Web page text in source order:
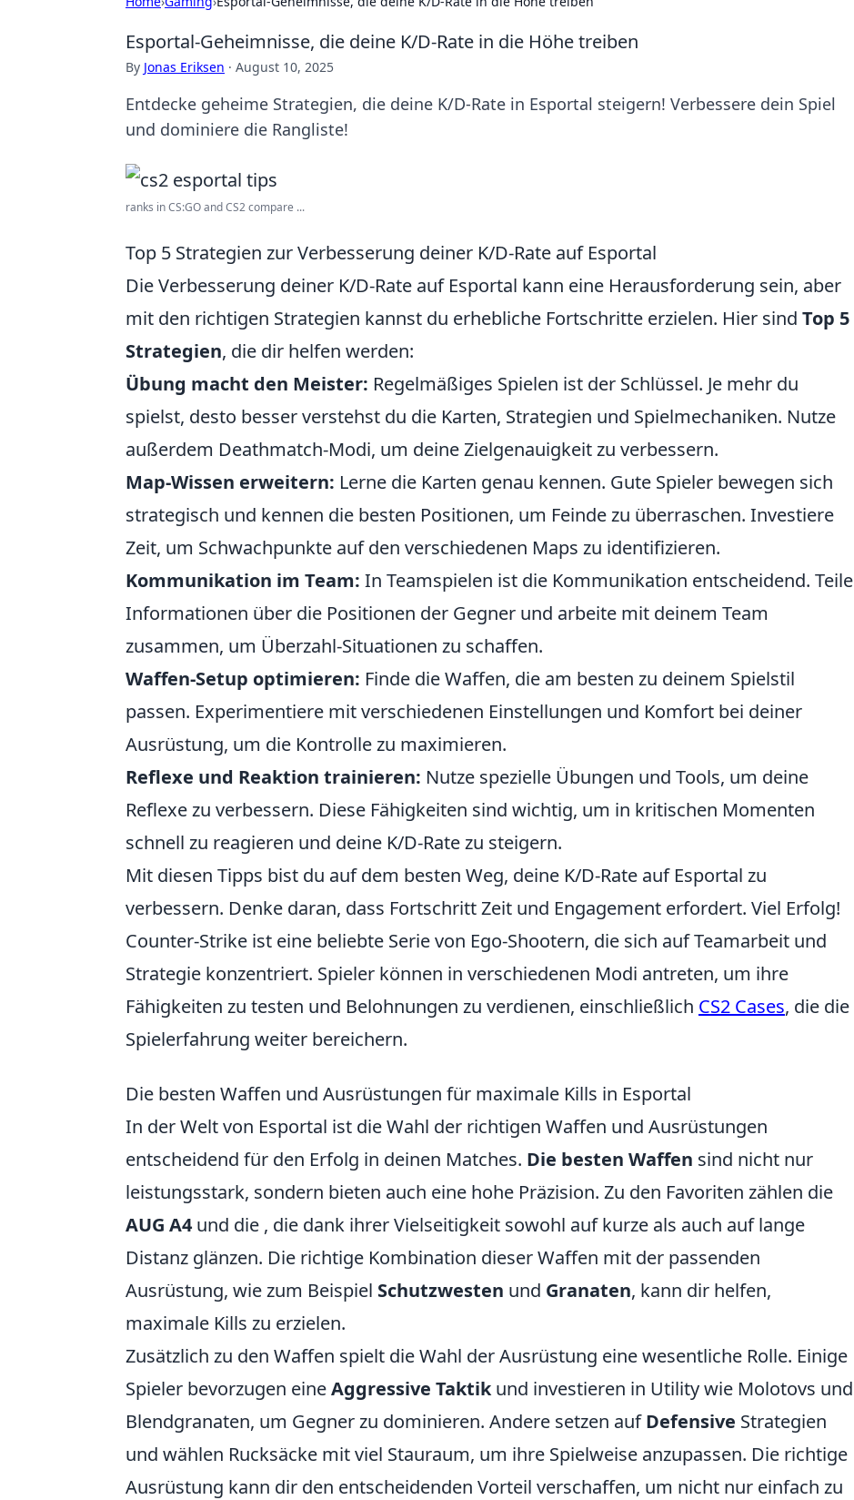
Esportal-Geheimnisse, die deine K/D-Rate in die Höhe treiben
By Jonas Eriksen · August 10, 2025
Entdecke geheime Strategien, die deine K/D-Rate in Esportal steigern! Verbessere dein Spiel
und dominiere die Rangliste!
ranks in CS:GO and CS2 compare ...
Top 5 Strategien zur Verbesserung deiner K/D-Rate auf Esportal
Die Verbesserung deiner K/D-Rate auf Esportal kann eine Herausforderung sein, aber
mit den richtigen Strategien kannst du erhebliche Fortschritte erzielen. Hier sind Top 5
Strategien, die dir helfen werden:
Übung macht den Meister: Regelmäßiges Spielen ist der Schlüssel. Je mehr du
spielst, desto besser verstehst du die Karten, Strategien und Spielmechaniken. Nutze
außerdem Deathmatch-Modi, um deine Zielgenauigkeit zu verbessern.
Map-Wissen erweitern: Lerne die Karten genau kennen. Gute Spieler bewegen sich
strategisch und kennen die besten Positionen, um Feinde zu überraschen. Investiere
Zeit, um Schwachpunkte auf den verschiedenen Maps zu identifizieren.
Kommunikation im Team: In Teamspielen ist die Kommunikation entscheidend. Teile
Informationen über die Positionen der Gegner und arbeite mit deinem Team
zusammen, um Überzahl-Situationen zu schaffen.
Waffen-Setup optimieren: Finde die Waffen, die am besten zu deinem Spielstil
passen. Experimentiere mit verschiedenen Einstellungen und Komfort bei deiner
Ausrüstung, um die Kontrolle zu maximieren.
Reflexe und Reaktion trainieren: Nutze spezielle Übungen und Tools, um deine
Reflexe zu verbessern. Diese Fähigkeiten sind wichtig, um in kritischen Momenten
schnell zu reagieren und deine K/D-Rate zu steigern.
Mit diesen Tipps bist du auf dem besten Weg, deine K/D-Rate auf Esportal zu
verbessern. Denke daran, dass Fortschritt Zeit und Engagement erfordert. Viel Erfolg!
Counter-Strike ist eine beliebte Serie von Ego-Shootern, die sich auf Teamarbeit und
Strategie konzentriert. Spieler können in verschiedenen Modi antreten, um ihre
Fähigkeiten zu testen und Belohnungen zu verdienen, einschließlich CS2 Cases, die die
Spielerfahrung weiter bereichern.
Die besten Waffen und Ausrüstungen für maximale Kills in Esportal
In der Welt von Esportal ist die Wahl der richtigen Waffen und Ausrüstungen
entscheidend für den Erfolg in deinen Matches. Die besten Waffen sind nicht nur
leistungsstark, sondern bieten auch eine hohe Präzision. Zu den Favoriten zählen die
AUG A4 und die , die dank ihrer Vielseitigkeit sowohl auf kurze als auch auf lange
Distanz glänzen. Die richtige Kombination dieser Waffen mit der passenden
Ausrüstung, wie zum Beispiel Schutzwesten und Granaten, kann dir helfen,
maximale Kills zu erzielen.
Zusätzlich zu den Waffen spielt die Wahl der Ausrüstung eine wesentliche Rolle. Einige
Spieler bevorzugen eineAggressive Taktikund investieren in Utility wie Molotovs und
Blendgranaten, um Gegner zu dominieren. Andere setzen aufDefensive Strategien
und wählen Rucksäcke mit viel Stauraum, um ihre Spielweise anzupassen. Die richtige
Ausrüstung kann dir den entscheidenden Vorteil verschaffen, um nicht nur einfach zu